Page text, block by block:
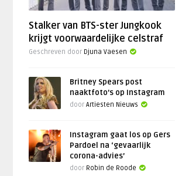
Stalker van BTS-ster Jungkook
krijgt voorwaardelijke celstraf
Geschreven door Djuna Vaesen
Britney Spears post
naaktfoto’s op Instagram
doorArtiesten Nieuws
Instagram gaat los op Gers
Pardoel na ‘gevaarlijk
corona-advies’
door Robin de Roode